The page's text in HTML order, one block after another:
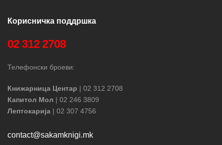
Корисничка поддршка
02 312 2708
Телефонски броеви:
Книжарница Центар | 02 312 2708
Капитол Мол | 02 246 3809
Лептокарија | 02 307 4756
contact@sakamknigi.mk